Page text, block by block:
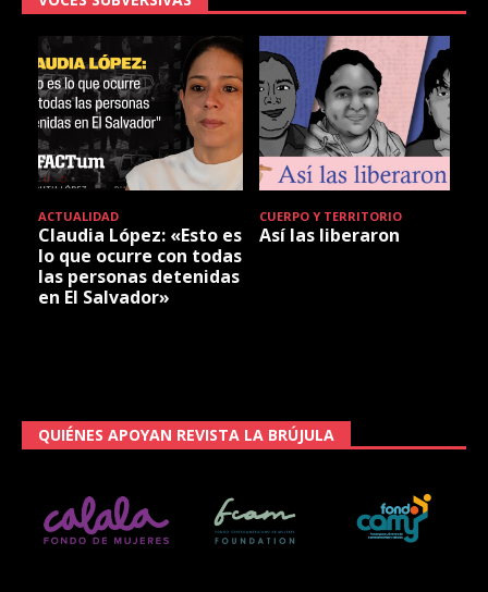
ACTUALIDAD
Claudia López: «Esto es
lo que ocurre con todas
las personas detenidas
en El Salvador»
CUERPO Y TERRITORIO
Así las liberaron
QUIÉNES APOYAN REVISTA LA BRÚJULA